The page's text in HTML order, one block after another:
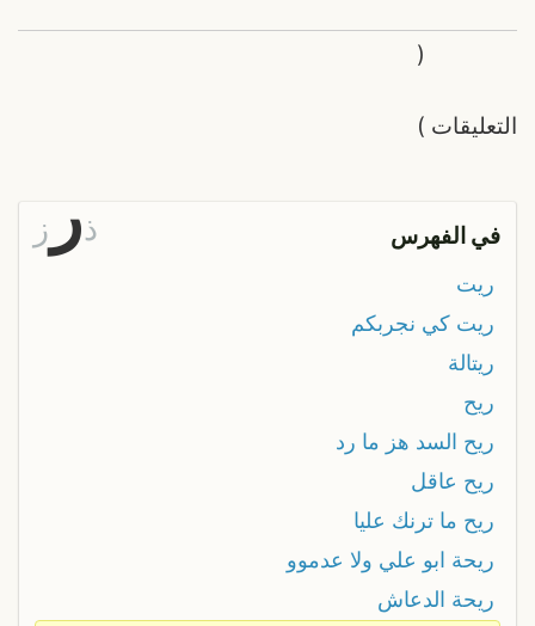
التعليقات
(
)
في الفهرس ذر ز
ريت
ريت كي نجربكم
ريتالة
ريح
ريح السد هز ما رد
ريح عاقل
ريح ما ترنك عليا
ريحة ابو علي ولا عدموو
ريحة الدعاش